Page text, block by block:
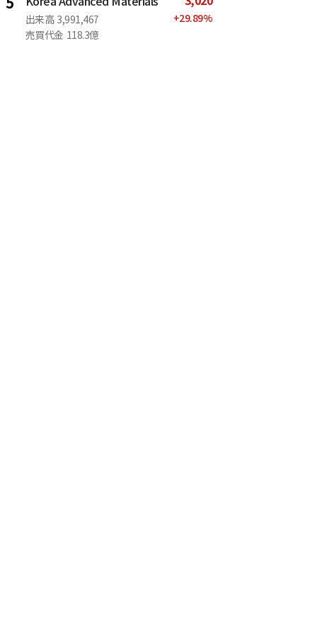
5
出来高 3,991,467
売買代金 118.3億
+29.89%